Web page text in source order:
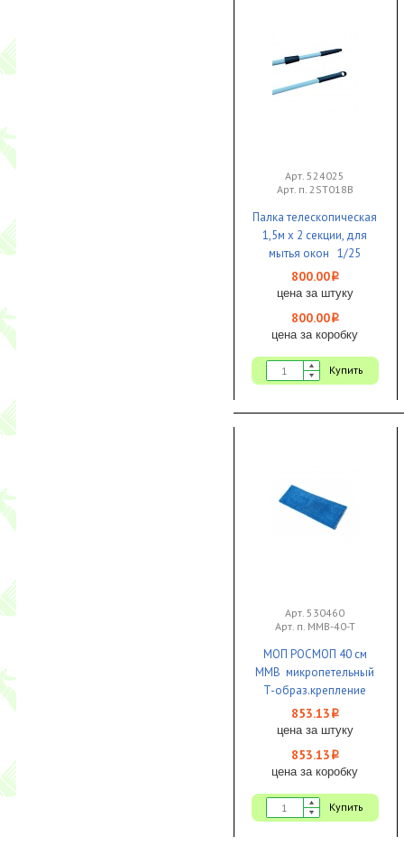
Арт. 524025
Арт. п. 2ST018B
Палка телескопическая
1,5м х 2 секции, для
мытья окон 1/25
800.00i
цена за штуку
800.00i
цена за коробку
Купить
Арт. 530460
Арт. п. MMB-40-T
МОП РОСМОП 40 см
MMB микропетельный
T-образ.крепление
синий 1/25
853.13 i
цена за штуку
853.13 i
цена за коробку
Купить